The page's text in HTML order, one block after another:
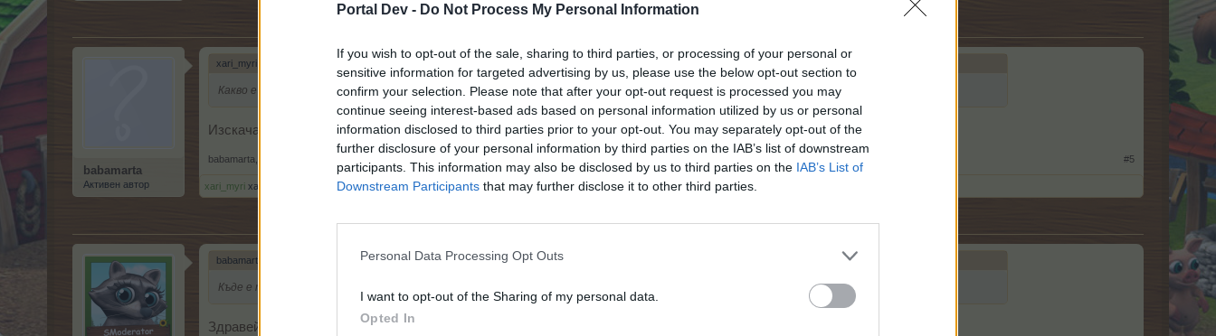
Portal Dev - Do Not Process My Personal Information
If you wish to opt-out of the sale, sharing to third parties, or processing of your personal or
sensitive information for targeted advertising by us, please use the below opt-out section to
confirm your selection. Please note that after your opt-out request is processed you may
continue seeing interest-based ads based on personal information utilized by us or personal
information disclosed to third parties prior to your opt-out. You may separately opt-out of the
further disclosure of your personal information by third parties on the IAB’s list of downstream
participants. This information may also be disclosed by us to third parties on the IAB’s List of
Downstream Participants that may further disclose it to other third parties.
Personal Data Processing Opt Outs
I want to opt-out of the Sharing of my personal data.
Opted In
babamarta
Активен автор
xari_myri каза:
Какво е това- Шапка на гери
Изскачащото от полето.
babamarta #5
xari_myri харесва това.
babamarta каза:
Къде е тази цъкалка носачи на кутии не е виждам.
Здравей, от магазина се закупува, не се печели директно като награда от изпълнението на куеста. Хубав ден!